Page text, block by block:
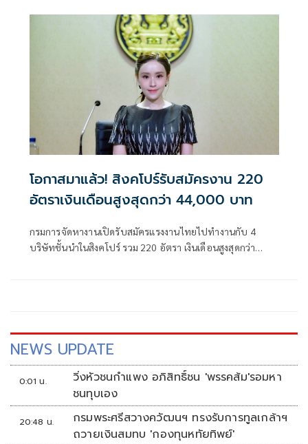
ชื่องาน “พุทธศิลป์ และแสงธรรมแห่งศรัทธา” ชิงถ้วย
พระราชทาน สมเด็จพระกนิษฐาธิราชเจ้า
โอกาสมาแล้ว! สิงคโปร์รับสมัครงาน 220
อัตราเงินเดือนสูงสุดกว่า 44,000 บาท
กรมการจัดหางานเปิดรับสมัครแรงงานไทยไปทำงานกับ 4
บริษัทชั้นนำในสิงคโปร์ รวม 220 อัตรา เงินเดือนสูงสุดกว่า
NEWS UPDATE
0:01 น.
วิ่งหัวชนกำแพง อภิสิทธิ์ชน 'พรรคส้ม'รอมหา
ชนทุบเอง
20:48 น.
กรมพระศรีสวางควัฒนฯ ทรงรับการทูลเกล้าฯ
ถวายเงินสมทบ 'กองทุนหทัยทิพย์'